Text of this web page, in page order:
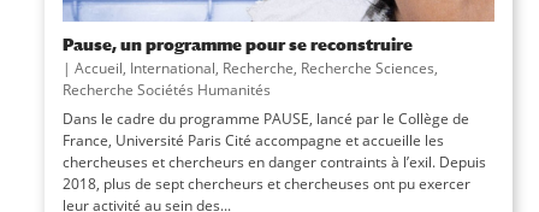
Pause, un programme pour se reconstruire
| Accueil, International, Recherche, Recherche Sciences,
Recherche Sociétés Humanités
Dans le cadre du programme PAUSE, lancé par le Collège de
France, Université Paris Cité accompagne et accueille les
chercheuses et chercheurs en danger contraints à l’exil. Depuis
2018, plus de sept chercheurs et chercheuses ont pu exercer
leur activité au sein des...